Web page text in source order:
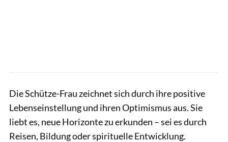
Die Schütze-Frau zeichnet sich durch ihre positive
Lebenseinstellung und ihren Optimismus aus. Sie
liebt es, neue Horizonte zu erkunden – sei es durch
Reisen, Bildung oder spirituelle Entwicklung.